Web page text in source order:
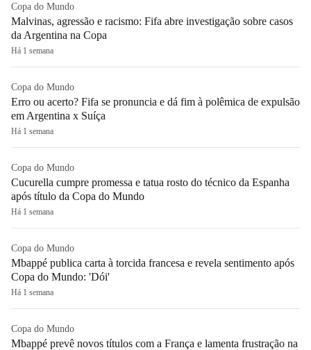
Copa do Mundo
Malvinas, agressão e racismo: Fifa abre investigação sobre casos
da Argentina na Copa
Há 1 semana
Copa do Mundo
Erro ou acerto? Fifa se pronuncia e dá fim à polêmica de expulsão
em Argentina x Suíça
Há 1 semana
Copa do Mundo
Cucurella cumpre promessa e tatua rosto do técnico da Espanha
após título da Copa do Mundo
Há 1 semana
Copa do Mundo
Mbappé publica carta à torcida francesa e revela sentimento após
Copa do Mundo: 'Dói'
Há 1 semana
Copa do Mundo
Mbappé prevê novos títulos com a França e lamenta frustração na